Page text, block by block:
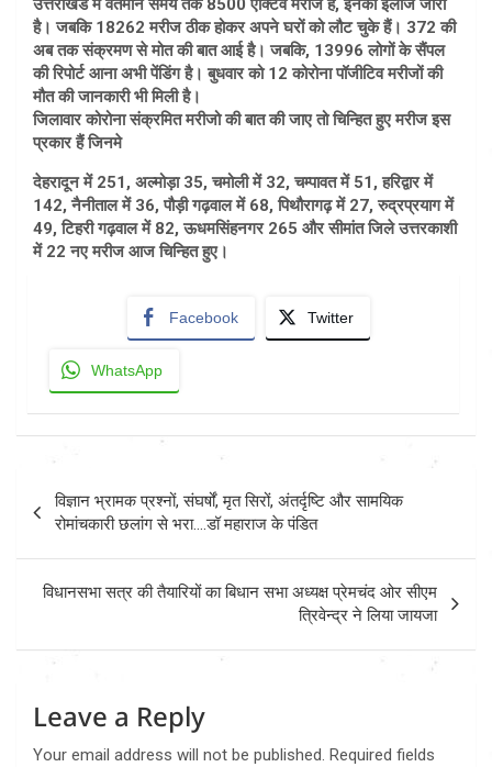
उत्तराखंड में वर्तमान समय तक 8500 एक्टिव मरीज हैं, इनका इलाज जारी
है। जबकि 18262 मरीज ठीक होकर अपने घरों को लौट चुके हैं। 372 की
अब तक संक्रमण से मोत की बात आई है। जबकि, 13996 लोगों के सैंपल
की रिपोर्ट आना अभी पेंडिंग है। बुधवार को 12 कोरोना पॉजीटिव मरीजों की
मौत की जानकारी भी मिली है।
जिलावार कोरोना संक्रमित मरीजो की बात की जाए तो चिन्हित हुए मरीज इस
प्रकार हैं जिनमे
देहरादून में 251, अल्मोड़ा 35, चमोली में 32, चम्पावत में 51, हरिद्वार में
142, नैनीताल में 36, पौड़ी गढ़वाल में 68, पिथौरागढ़ में 27, रुद्रप्रयाग में
49, टिहरी गढ़वाल में 82, ऊधमसिंहनगर 265 और सीमांत जिले उत्तरकाशी
में 22 नए मरीज आज चिन्हित हुए।
Facebook Twitter
WhatsApp
Post
navigation
विज्ञान भ्रामक प्रश्नों, संघर्षों, मृत सिरों, अंतर्दृष्टि और सामयिक
रोमांचकारी छलांग से भरा….डॉ महाराज के पंडित
विधानसभा सत्र की तैयारियों का बिधान सभा अध्यक्ष प्रेमचंद ओर सीएम
त्रिवेन्द्र ने लिया जायजा
Leave a Reply
Your email address will not be published. Required fields